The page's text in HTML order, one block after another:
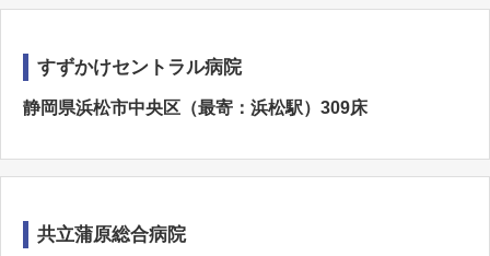
すずかけセントラル病院
静岡県浜松市中央区（最寄：浜松駅）309床
共立蒲原総合病院